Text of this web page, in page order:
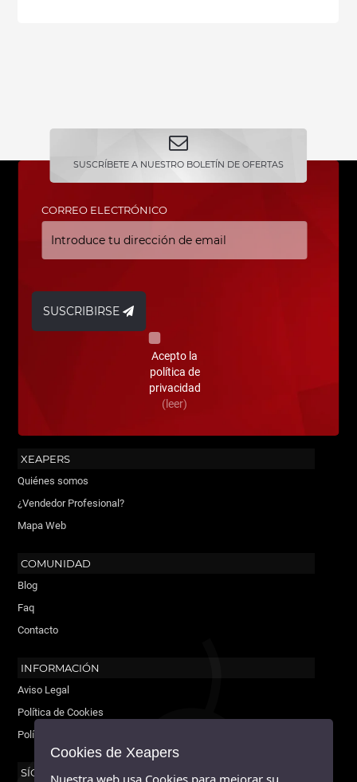
SUSCRÍBETE A NUESTRO BOLETÍN DE OFERTAS
CORREO ELECTRÓNICO
SUSCRIBIRSE
Acepto la
política de
privacidad
(leer)
XEAPERS
Quiénes somos
¿Vendedor Profesional?
Mapa Web
COMUNIDAD
Blog
Faq
Contacto
INFORMACIÓN
Aviso Legal
Política de Cookies
Política de Privacidad
SÍGUENOS
Cookies de Xeapers
Nuestra web usa Cookies para mejorar su